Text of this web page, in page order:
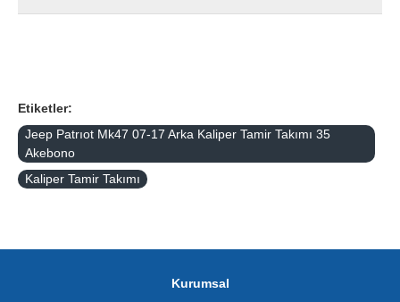
Etiketler:
Jeep Patrıot Mk47 07-17 Arka Kaliper Tamir Takımı 35
Akebono
Kaliper Tamir Takımı
Kurumsal